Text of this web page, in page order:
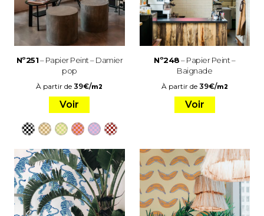
Nº251– Papier Peint – Damier
pop
À partir de39€/m2
Voir
Nº248– Papier Peint –
Baignade
À partir de 39€/m2
Voir